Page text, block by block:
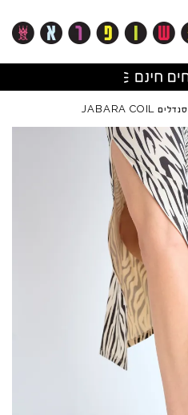
סנדלים JABARA COIL